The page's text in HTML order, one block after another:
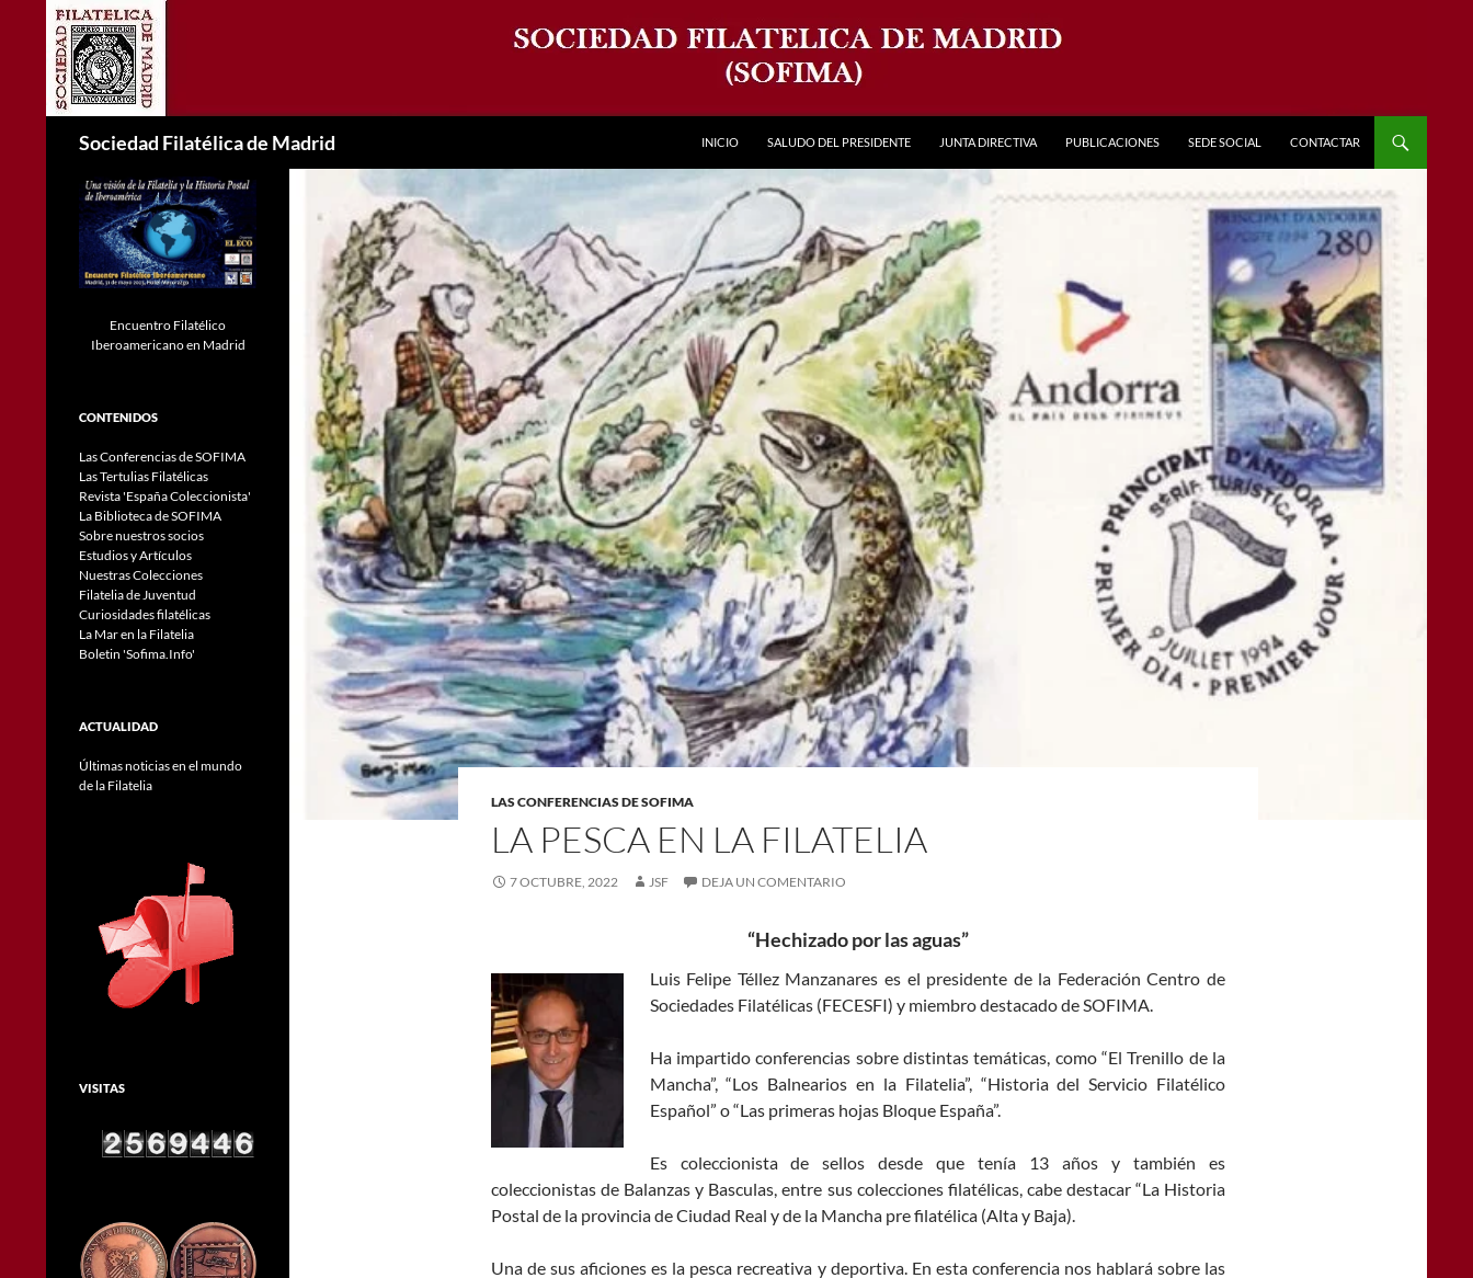
contenido
Sociedad Filatélica de Madrid INICIO SALUDO DEL PRESIDENTE JUNTA DIRECTIVA PUBLICACIONES SEDE SOCIAL CONTACTAR
LAS CONFERENCIAS DE SOFIMA
LA PESCA EN LA FILATELIA
7 OCTUBRE, 2022 JSF DEJA UN COMENTARIO
“Hechizado por las aguas”
Luis Felipe Téllez Manzanares es el presidente de la Federación Centro de
Sociedades Filatélicas (FECESFI) y miembro destacado de SOFIMA.
Ha impartido conferencias sobre distintas temáticas, como “El Trenillo de la
Mancha”, “Los Balnearios en la Filatelia”, “Historia del Servicio Filatélico
Español” o “Las primeras hojas Bloque España”.
Es coleccionista de sellos desde que tenía 13 años y también es
coleccionistas de Balanzas y Basculas, entre sus colecciones filatélicas, cabe destacar “La Historia
Postal de la provincia de Ciudad Real y de la Mancha pre filatélica (Alta y Baja).
Una de sus aficiones es la pesca recreativa y deportiva. En esta conferencia nos hablará sobre las
Encuentro Filatélico
Iberoamericano en Madrid
CONTENIDOS
Las Conferencias de SOFIMA
Las Tertulias Filatélicas
Revista 'España Coleccionista'
La Biblioteca de SOFIMA
Sobre nuestros socios
Estudios y Artículos
Nuestras Colecciones
Filatelia de Juventud
Curiosidades filatélicas
La Mar en la Filatelia
Boletin 'Sofima.Info'
ACTUALIDAD
Últimas noticias en el mundo
de la Filatelia
VISITAS